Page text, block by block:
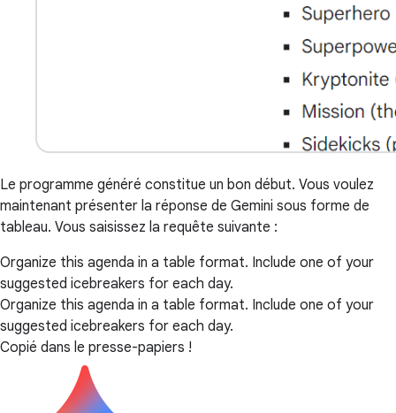
Le programme généré constitue un bon début. Vous voulez
maintenant présenter la réponse de Gemini sous forme de
tableau. Vous saisissez la requête suivante :
Organize this agenda in a table format. Include one of your
suggested icebreakers for each day.
Organize this agenda in a table format. Include one of your
suggested icebreakers for each day.
Copié dans le presse-papiers !